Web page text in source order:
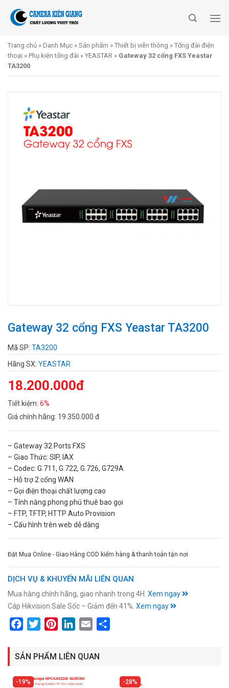
Trang chủ » Danh Mục » Sản phẩm » Thiết bị viễn thông » Tổng đài điện
thoại » Phụ kiện tổng đài » YEASTAR » Gateway 32 cổng FXS Yeastar
TA3200
Gateway 32 cổng FXS Yeastar TA3200
Mã SP: TA3200
Hãng SX: YEASTAR
18.200.000đ
Tiết kiệm: 6%
Giá chính hãng: 19.350.000 đ
– Gateway 32 Ports FXS
– Giao Thức: SIP, IAX
– Codec: G.711, G.722, G.726, G729A
– Hỗ trợ 2 cổng WAN
– Gọi điện thoại chất lượng cao
– Tính năng phong phú thuê bao gọi
– FTP, TFTP, HTTP Auto Provision
– Cấu hình trên web dễ dàng
Đặt Mua Online - Giao Hàng COD kiểm hàng & thanh toán tận nơi
DỊCH VỤ & KHUYẾN MÃI LIÊN QUAN
Mua hàng chính hãng, giao nhanh trong 4H. Xem ngay
Cáp Hikvision Sale Sốc – Giảm đến 41%. Xem ngay
FacebookTwitterPinterestLinkedIn
Email
SẢN PHẨM LIÊN QUAN
19% 28%